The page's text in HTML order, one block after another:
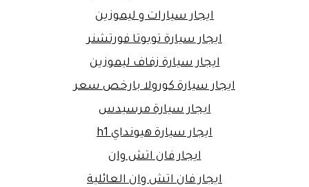
ايجار سيارات و ليموزين
ايجار سيارة تويوتا فورتشنر
ايجار سيارة زفاف ليموزين
ايجار سيارة كورولا بارخص سعر
ايجار سيارة مرسيدس
ايجار سيارة هيونداي h1
ايجار فان اتش وان
ايجار فان اتش وان العائلية